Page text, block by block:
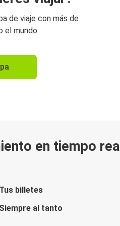
de viaje con más de
el mundo.
en tiempo real
Tus billetes
Siempre al tanto